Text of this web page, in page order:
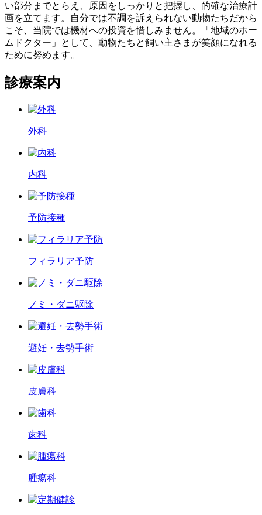
い部分までとらえ、原因をしっかりと把握し、的確な治療計
画を立てます。自分では不調を訴えられない動物たちだから
こそ、当院では機材への投資を惜しみません。「地域のホー
ムドクター」として、動物たちと飼い主さまが笑顔になれる
ために努めます。
診療案内
外科
内科
予防接種
フィラリア予防
ノミ・ダニ駆除
避妊・去勢手術
皮膚科
歯科
腫瘍科